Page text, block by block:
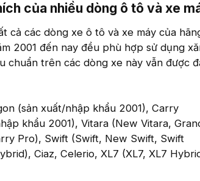
của nhiều dòng ô tô và xe
cả các dòng xe ô tô và xe máy của
2001 đến nay đều phù hợp sử dụng
chuẩn trên các dòng xe này vẫn được
(sản xuất/nhập khẩu 2001), Carry
khẩu 2001), Vitara (New Vitara,
Pro), Swift (Swift, New Swift, Swift
Ciaz, Celerio, XL7 (XL7, XL7